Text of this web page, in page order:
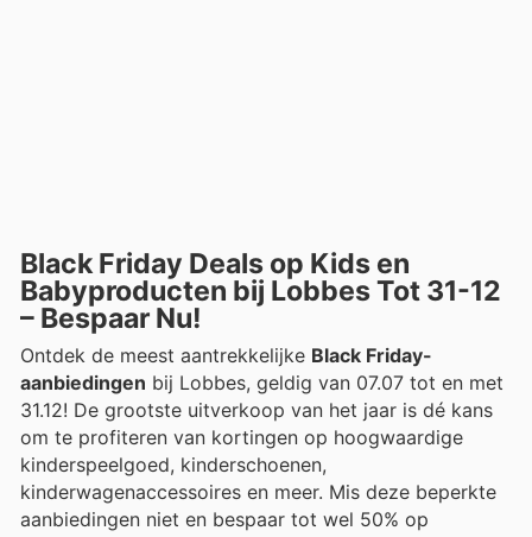
Black Friday Deals op Kids en
Babyproducten bij Lobbes Tot 31-12
– Bespaar Nu!
Ontdek de meest aantrekkelijke Black Friday-
aanbiedingen bij Lobbes, geldig van 07.07 tot en met
31.12! De grootste uitverkoop van het jaar is dé kans
om te profiteren van kortingen op hoogwaardige
kinderspeelgoed, kinderschoenen,
kinderwagenaccessoires en meer. Mis deze beperkte
aanbiedingen niet en bespaar tot wel 50% op